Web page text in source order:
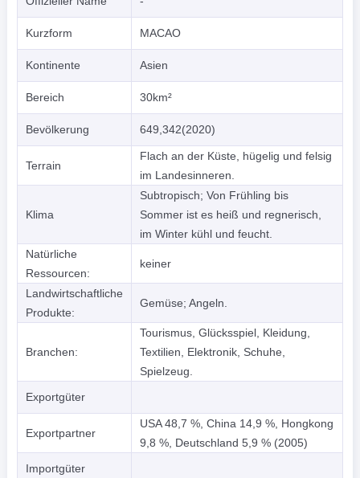
Kurzform MACAO
Kontinente Asien
Bereich 30km²
Bevölkerung 649,342(2020)
Terrain
Flach an der Küste, hügelig und felsig
im Landesinneren.
Klima
Subtropisch; Von Frühling bis
Sommer ist es heiß und regnerisch,
im Winter kühl und feucht.
Natürliche
Ressourcen:
keiner
Landwirtschaftliche
Produkte:
Gemüse; Angeln.
Branchen:
Tourismus, Glücksspiel, Kleidung,
Textilien, Elektronik, Schuhe,
Spielzeug.
Exportgüter
Exportpartner
USA 48,7 %, China 14,9 %, Hongkong
9,8 %, Deutschland 5,9 % (2005)
Importgüter